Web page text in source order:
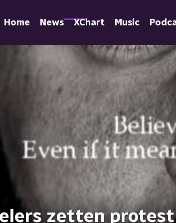
Home News XChart Music
zetten